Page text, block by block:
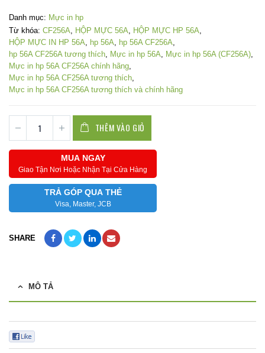
Danh mục: Mực in hp
Từ khóa: CF256A, HỘP MỰC 56A, HỘP MỰC HP 56A,
HỘP MỰC IN HP 56A, hp 56A, hp 56A CF256A,
hp 56A CF256A tương thích, Mực in hp 56A, Mực in hp 56A (CF256A),
Mực in hp 56A CF256A chính hãng,
Mực in hp 56A CF256A tương thích,
Mực in hp 56A CF256A tương thích và chính hãng
THÊM VÀO GIỎ
MUA NGAY
Giao Tận Nơi Hoặc Nhận Tại Cửa Hàng
TRẢ GÓP QUA THẺ
Visa, Master, JCB
SHARE
MÔ TẢ